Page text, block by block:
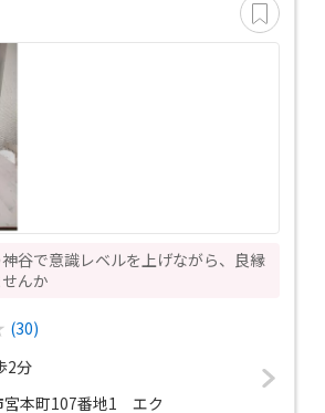
谷で意識レベルを上げながら、良縁
んか
(30)
2分
宮本町107番地1 エク